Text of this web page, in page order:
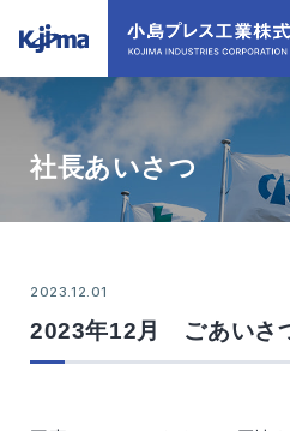
社長あいさつ
2023.12.01
2023年12月 ごあいさ